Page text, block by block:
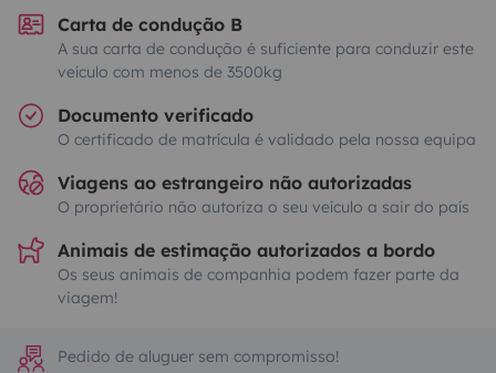
Carta de condução B
A sua carta de condução é suficiente para conduzir este
veículo com menos de 3500kg
Documento verificado
O certificado de matrícula é validado pela nossa equipa
Viagens ao estrangeiro não autorizadas
O proprietário não autoriza o seu veículo a sair do país
Animais de estimação autorizados a bordo
Os seus animais de companhia podem fazer parte da
viagem!
Pedido de aluguer sem compromisso!